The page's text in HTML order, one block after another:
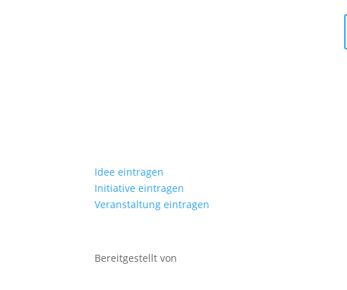
Idee eintragen
Initiative eintragen
Veranstaltung eintragen
Bereitgestellt von